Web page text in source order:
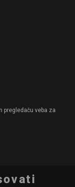
pregledaču veba za